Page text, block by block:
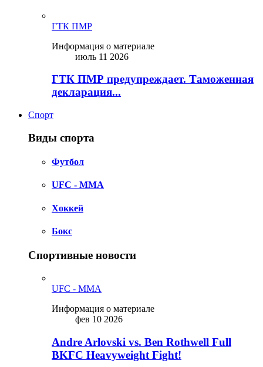
ГТК ПМР
Информация о материале
июль 11 2026
ГТК ПМР предупреждает. Таможенная
декларация...
Спорт
Виды спорта
Футбол
UFC - MMA
Хоккей
Бокс
Спортивные новости
UFC - MMA
Информация о материале
фев 10 2026
Andre Arlovski vs. Ben Rothwell Full
BKFC Heavyweight Fight!